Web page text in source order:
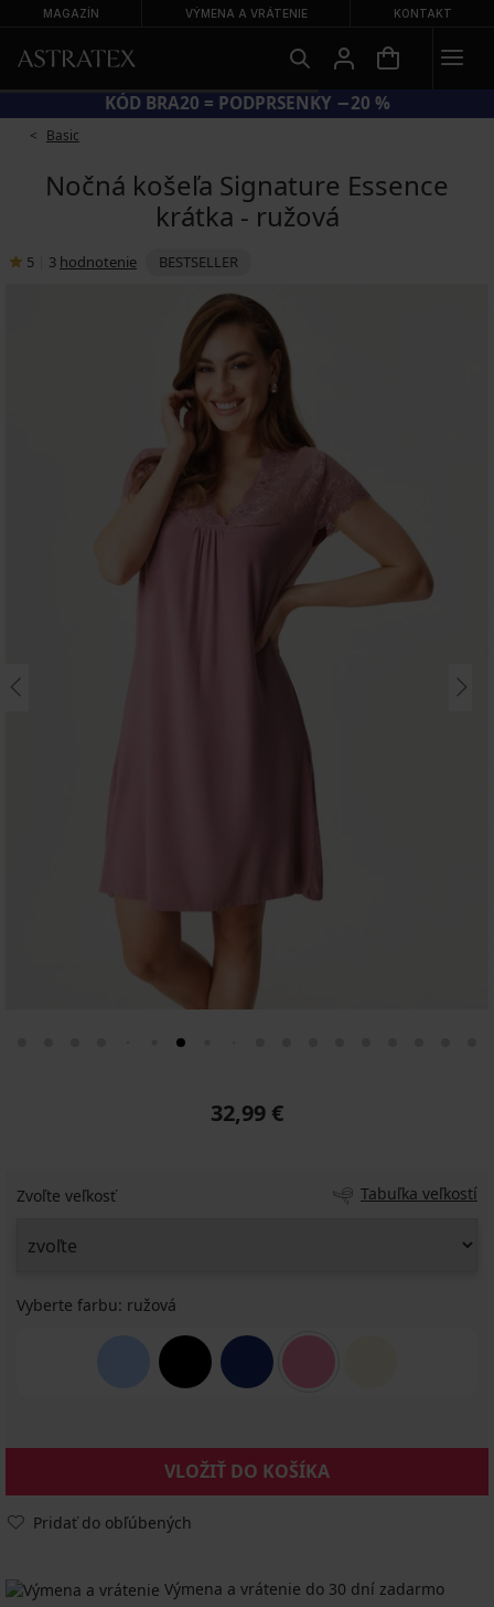
MAGAZÍN VÝMENA A VRÁTENIE KONTAKT
KÓD BRA20 = PODPRSENKY −20 %
Basic
Nočná košeľa Signature Essence
krátka - ružová
5 3 hodnotenie BESTSELLER
32,99 €
Zvoľte veľkosť Tabuľka veľkostí
Vyberte farbu: ružová
VLOŽIŤ DO KOŠÍKA
Pridať do obľúbených
Výmena a vrátenie do 30 dní zadarmo